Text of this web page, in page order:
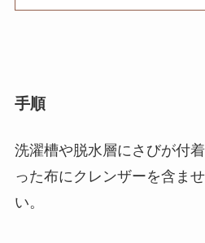
手順
洗濯槽や脱水層にさびが付
った布にクレンザーを含ま
い。